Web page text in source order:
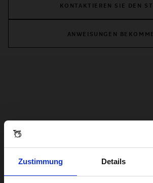
Zustimmung Details
KONTAKTIEREN SIE DEN
ANWEISUNGEN